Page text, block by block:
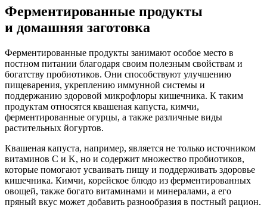
Ферментированные продукты
и домашняя заготовка
Ферментированные продукты занимают особое место в
постном питании благодаря своим полезным свойствам и
богатству пробиотиков. Они способствуют улучшению
пищеварения, укреплению иммунной системы и
поддержанию здоровой микрофлоры кишечника. К таким
продуктам относятся квашеная капуста, кимчи,
ферментированные огурцы, а также различные виды
растительных йогуртов.
Квашеная капуста, например, является не только источником
витаминов C и K, но и содержит множество пробиотиков,
которые помогают усваивать пищу и поддерживать здоровье
кишечника. Кимчи, корейское блюдо из ферментированных
овощей, также богато витаминами и минералами, а его
пряный вкус может добавить разнообразия в постный рацион.